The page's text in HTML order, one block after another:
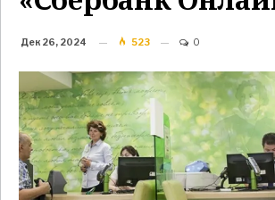
Дек 26, 2024 523 0